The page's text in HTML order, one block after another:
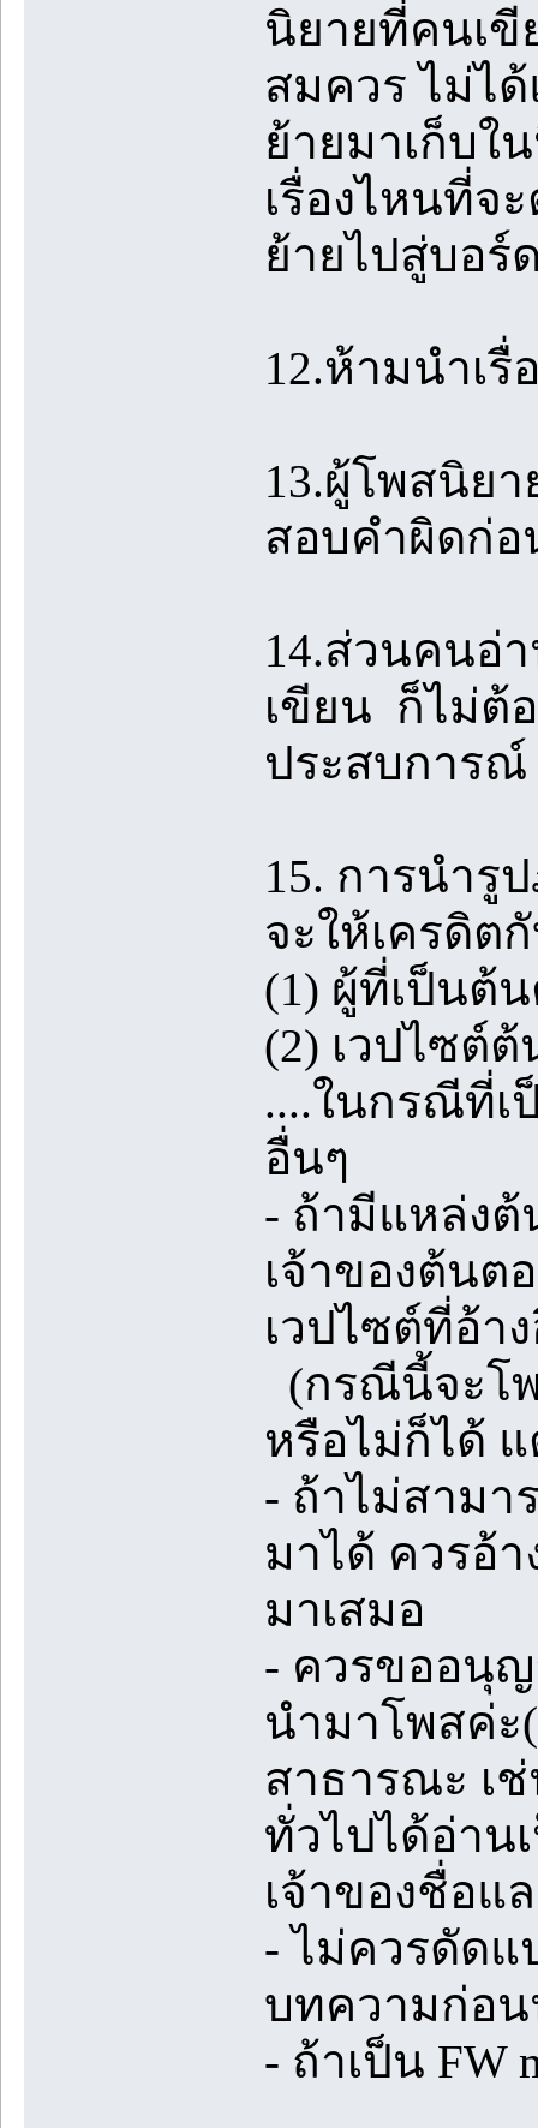
นิยายที่คนเขี
สมควร ไม่ไ
ย้ายมาเก็บใ
เรื่องไหนที่จ
ย้ายไปสู่บอร์
12.ห้ามนำเ
13.ผู้โพสนิย
สอบคำผิดก่
14.ส่วนคนอ่
เขียน ก็ไม่ต้
ประสบการ
15. การนำรู
จะให้เครดิต
(1) ผู้ที่เป็นต้
(2) เวปไซต์
....ในกรณีที่เ
อื่นๆ
- ถ้ามีแหล่ง
เจ้าของต้น
เวปไซต์ที่อ้า
(กรณีนี้จะโ
หรือไม่ก็ได้
- ถ้าไม่สามา
มาได้ ควรอ้
มาเสมอ
- ควรขออนุญ
นำมาโพสค่ะ
สาธารณะ เ
ทั่วไปได้อ่าน
เจ้าของชื่อแ
- ไม่ควรดัดแ
บทความก่อ
- ถ้าเป็น FW